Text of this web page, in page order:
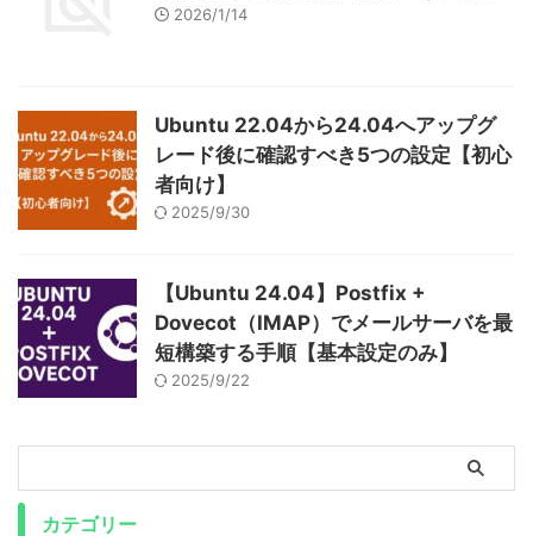
2026/1/14
Ubuntu 22.04から24.04へアップグ
レード後に確認すべき5つの設定【初心
者向け】
2025/9/30
【Ubuntu 24.04】Postfix +
Dovecot（IMAP）でメールサーバを最
短構築する手順【基本設定のみ】
2025/9/22
カテゴリー